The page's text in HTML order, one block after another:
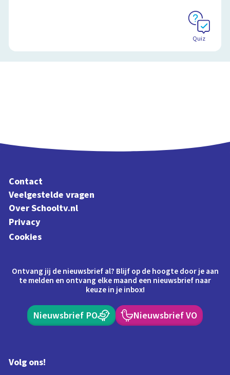
Quiz
Contact
Veelgestelde vragen
Over Schooltv.nl
Privacy
Cookies
Ontvang jij de nieuwsbrief al? Blijf op de hoogte door je aan
te melden en ontvang elke maand een nieuwsbrief naar
keuze in je inbox!
Nieuwsbrief PO Nieuwsbrief VO
Volg ons!